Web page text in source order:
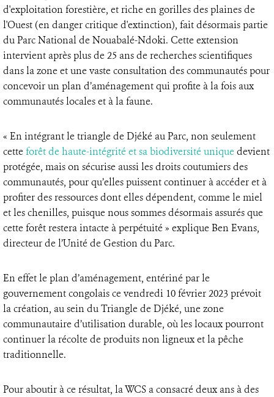
d'exploitation forestière, et riche en gorilles des plaines de
l'Ouest (en danger critique d'extinction), fait désormais partie
du Parc National de Nouabalé-Ndoki. Cette extension
intervient après plus de 25 ans de recherches scientifiques
dans la zone et une vaste consultation des communautés pour
concevoir un plan d’aménagement qui profite à la fois aux
communautés locales et à la faune.
« En intégrant le triangle de Djéké au Parc, non seulement
cetteforêt de haute-intégrité et sa biodiversité uniquedevient
protégée, mais on sécurise aussi les droits coutumiers des
communautés, pour qu’elles puissent continuer à accéder et à
profiter des ressources dont elles dépendent, comme le miel
et les chenilles, puisque nous sommes désormais assurés que
cette forêt restera intacte à perpétuité » explique Ben Evans,
directeur de l’Unité de Gestion du Parc.
En effet le plan d’aménagement, entériné par le
gouvernement congolais ce vendredi 10 février 2023 prévoit
la création, au sein du Triangle de Djéké, une zone
communautaire d’utilisation durable, où les locaux pourront
continuer la récolte de produits non ligneux et la pêche
traditionnelle.
Pour aboutir à ce résultat, la WCS a consacré deux ans à des